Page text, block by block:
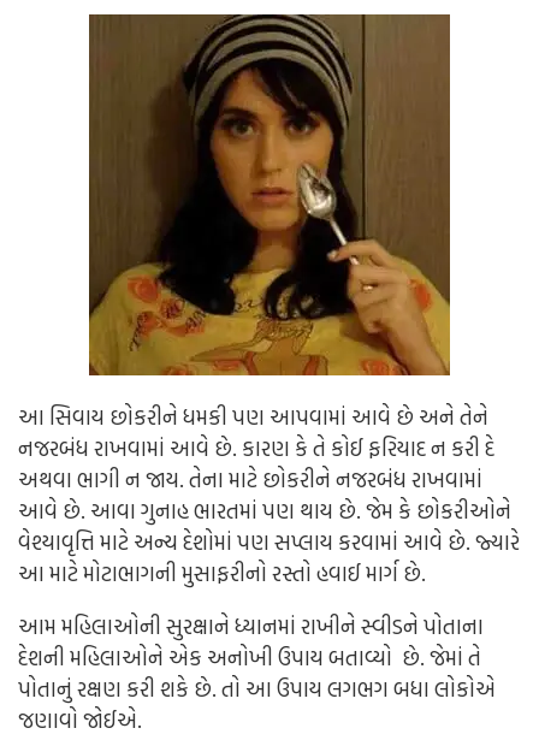
આ સિવાય છોકરીને ધમકી પણ આપવામાં આવે છે અને તેને
નજરબંધ રાખવામાં આવે છે. કારણ કે તે કોઈ ફરિયાદ ન કરી દે
અથવા ભાગી ન જાય. તેના માટે છોકરીને નજરબંધ રાખવામાં
આવે છે. આવા ગુનાહ ભારતમાં પણ થાય છે. જેમ કે છોકરીઓને
વેશ્યાવૃત્તિ માટે અન્ય દેશોમાં પણ સપ્લાય કરવામાં આવે છે. જ્યારે
આ માટે મોટાભાગની મુસાફરીનો રસ્તો હવાઈ માર્ગ છે.
આમ મહિલાઓની સુરક્ષાને ધ્યાનમાં રાખીને સ્વીડને પોતાના
દેશની મહિલાઓને એક અનોખી ઉપાય બતાવ્યો છે. જેમાં તે
પોતાનું રક્ષણ કરી શકે છે. તો આ ઉપાય લગભગ બધા લોકોએ
જણાવો જોઈએ.